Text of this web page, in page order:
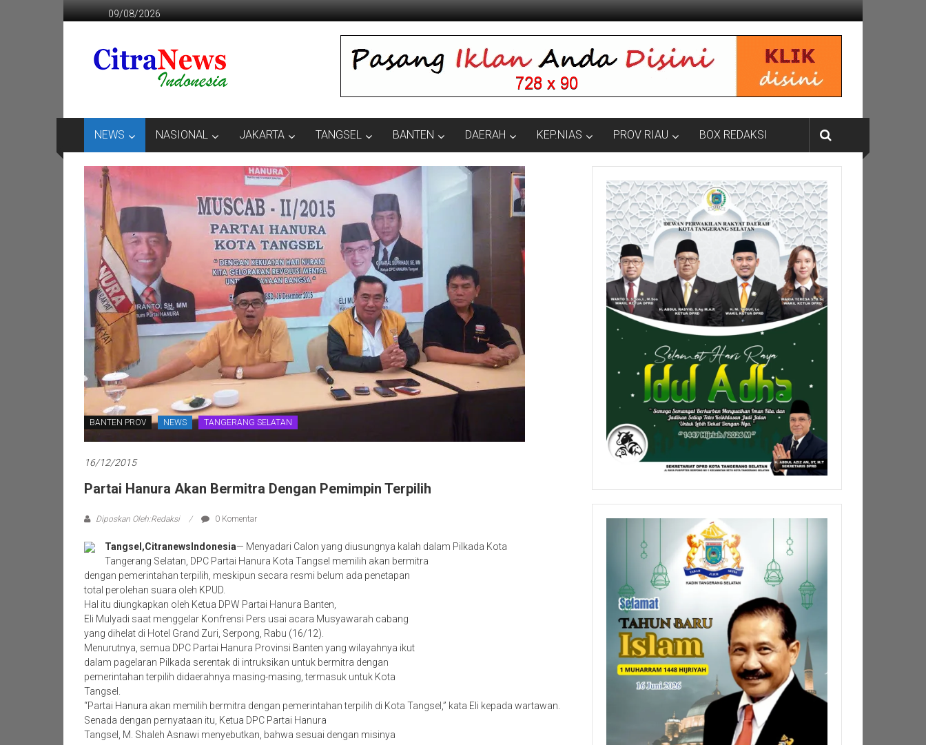
ke
09/08/2026
CITRANEWS
INDONESIA
NEWS NASIONAL JAKARTA TANGSEL BANTEN DAERAH KEP.NIAS PROV RIAU BOX REDAKSI
BANTEN PROV NEWS TANGERANG SELATAN
16/12/2015
Partai Hanura Akan Bermitra Dengan Pemimpin Terpilih
Diposkan Oleh:Redaksi 0 Komentar
Tangsel,CitranewsIndonesia— Menyadari Calon yang diusungnya kalah dalam Pilkada Kota
Tangerang Selatan, DPC Partai Hanura Kota Tangsel memilih akan bermitra
dengan pemerintahan terpilih, meskipun secara resmi belum ada penetapan
total perolehan suara oleh KPUD.
Hal itu diungkapkan oleh Ketua DPW Partai Hanura Banten,
Eli Mulyadi saat menggelar Konfrensi Pers usai acara Musyawarah cabang
yang dihelat di Hotel Grand Zuri, Serpong, Rabu (16/12).
Menurutnya, semua DPC Partai Hanura Provinsi Banten yang wilayahnya ikut
dalam pagelaran Pilkada serentak di intruksikan untuk bermitra dengan
pemerintahan terpilih didaerahnya masing-masing, termasuk untuk Kota
Tangsel.
“Partai Hanura akan memilih bermitra dengan pemerintahan terpilih di Kota Tangsel,” kata Eli kepada wartawan.
Senada dengan pernyataan itu, Ketua DPC Partai Hanura
Tangsel, M. Shaleh Asnawi menyebutkan, bahwa sesuai dengan misinya